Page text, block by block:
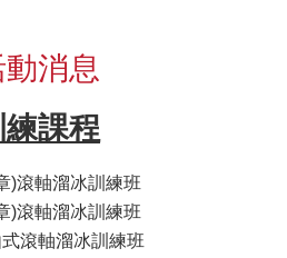
消息
課程
)滾軸溜冰訓練班
)滾軸溜冰訓練班
滾軸溜冰訓練班